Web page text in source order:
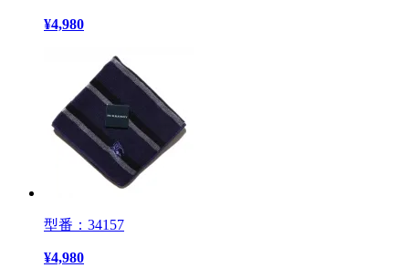
¥4,980
型番：34157
¥4,980